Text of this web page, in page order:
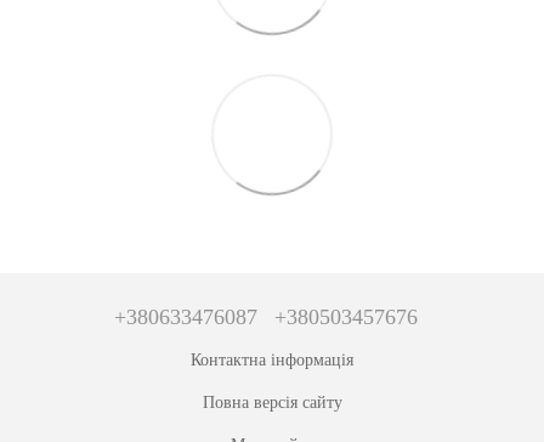
+380633476087 +380503457676
Контактна інформація
Повна версія сайту